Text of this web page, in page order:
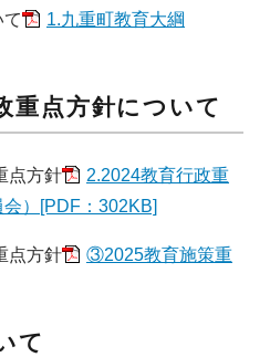
1.九重町教育大綱
重点方針について
点方針
2.2024教育行政重
）[PDF：302KB]
点方針
③2025教育施策重
て